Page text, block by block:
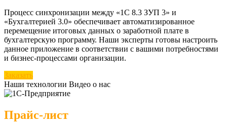
Процесс синхронизации между «1С 8.3 ЗУП 3» и
«Бухгалтерией 3.0» обеспечивает автоматизированное
перемещение итоговых данных о заработной плате в
бухгалтерскую программу. Наши эксперты готовы настроить
данное приложение в соответствии с вашими потребностями
и бизнес-процессами организации.
Заказать
Наши технологии Видео о нас
Прайс-лист